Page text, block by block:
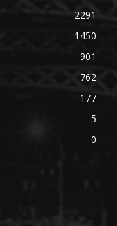
2291
1450
901
762
177
5
0